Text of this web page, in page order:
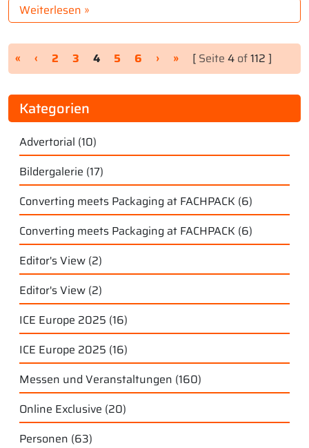
Weiterlesen »
Seitennavigation
« ‹ Seite
2 Seite
3 Aktuelle Seite
4 Seite
5 Seite
6 › » [ Seite 4 of112 ]
Kategorien
Advertorial (10)
Bildergalerie (17)
Converting meets Packaging at FACHPACK (6)
Converting meets Packaging at FACHPACK (6)
Editor's View (2)
Editor's View (2)
ICE Europe 2025 (16)
ICE Europe 2025 (16)
Messen und Veranstaltungen (160)
Online Exclusive (20)
Personen (63)